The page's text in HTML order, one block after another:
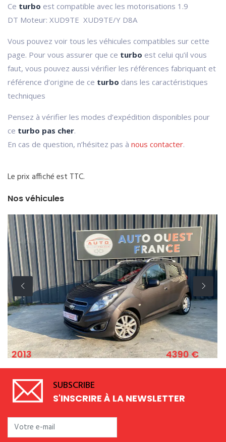
Ce turbo est compatible avec les motorisations 1.9
DT Moteur: XUD9TE XUD9TE/Y D8A
Vous pouvez voir tous les véhicules compatibles sur cette
page. Pour vous assurer que ce turbo est celui qu’il vous
faut, vous pouvez aussi vérifier les références fabriquant et
référence d’origine de ce turbo dans les caractéristiques
techniques
Pensez à vérifier les modes d’expédition disponibles pour
ce turbo pas cher.
En cas de question, n’hésitez pas à nous contacter.
Le prix affiché est TTC.
Nos véhicules
SPARK 1.2 ESSENCE 82 CV
4390 € 2011
SUBSCRIBE
S'INSCRIRE À LA NEWSLETTER